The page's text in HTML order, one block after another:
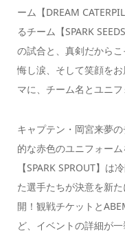
ーム【DREAM
るチーム【SPARK
の試合と、真剣だから
悔し涙、そして笑顔を
マに、チーム名とユニフ
キャプテン・岡宮来夢
的な赤色のユニフォー
【SPARK SPROUT】
た選手たちが決意を新
開！観戦チケットと
ど、イベントの詳細が一